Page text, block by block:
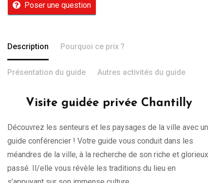
Poser une question
Description Pourquoi ce prix ?
Présentation du guide Autres activités du guide
Visite guidée privée Chantilly
Découvrez les senteurs et les paysages de la ville avec un
guide conférencier ! Votre guide vous conduit dans les
méandres de la ville, à la recherche de son riche et glorieux
passé. Il/elle vous révèle les traditions du lieu en